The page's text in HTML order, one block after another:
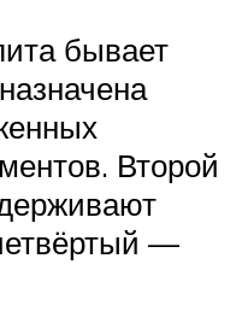
бывает
Второй
—